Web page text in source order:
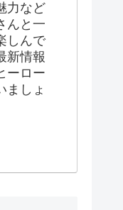
力など
んと一
しんで
新情報
ーロー
ましょ